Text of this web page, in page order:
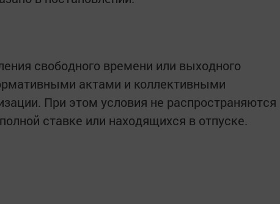
свободного времени или выходного
актами и коллективными
При этом условия не распространяются
ставке или находящихся в отпуске.